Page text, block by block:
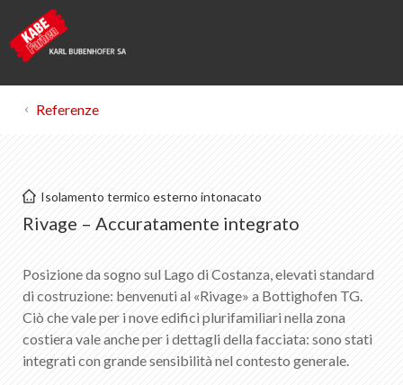
Rivage | Bottighofen
Lista dei preferiti 0
Informazioni su KABE Farben
Download
Punti vendita
Referenze
Isolamento termico esterno intonacato
Rivage – Accuratamente integrato
Posizione da sogno sul Lago di Costanza, elevati standard
di costruzione: benvenuti al «Rivage» a Bottighofen TG.
Ciò che vale per i nove edifici plurifamiliari nella zona
costiera vale anche per i dettagli della facciata: sono stati
integrati con grande sensibilità nel contesto generale.